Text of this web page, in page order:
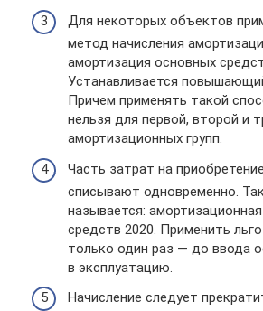
Для некоторых объектов
метод начисления
амортизация основных
Устанавливается
Причем применять такой
нельзя для первой, второй и
амортизационных групп.
Часть затрат на
списывают одновременно.
называется:
средств 2020. Применить
только один раз — до ввода
в эксплуатацию.
Начисление следует